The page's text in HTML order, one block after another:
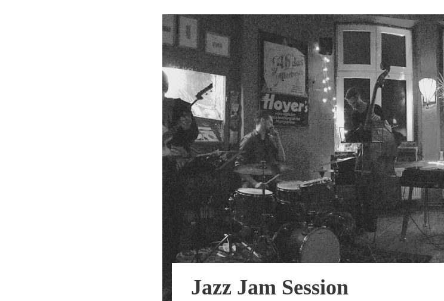
Allgemein
Jazz Jam Session